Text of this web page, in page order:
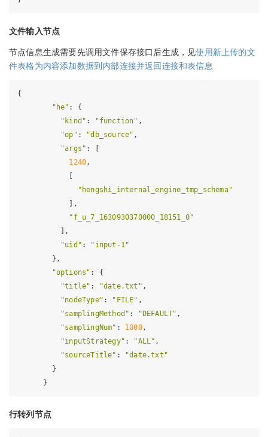
文件输入节点
节点信息生成需要先调用文件保存接口后生成，见使用新上传的文
件表格为内容添加数据到内部连接并返回连接和表信息
{
"he" : {
"kind" : "function" ,
"op" : "db_source" ,
"args" : [
1240,
"hengshi_internal_engine_tmp_schema"
            ],
"f_u_7_1630930370000_18151_0"
          ],
"uid" :
"input-1"
        },
"options" : {
"title" : "date.txt" ,
"nodeType" : "FILE" ,
"samplingMethod" : "DEFAULT" ,
"samplingNum" : 1000,
"inputStrategy" : "ALL" ,
"sourceTitle" :
"date.txt"
        }
行转列节点